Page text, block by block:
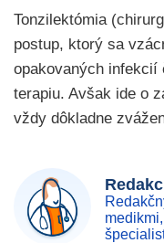
Tonzilektómia
postup, ktorý sa
opakovaných infekcií
terapiu. Avšak ide o
vždy dôkladne